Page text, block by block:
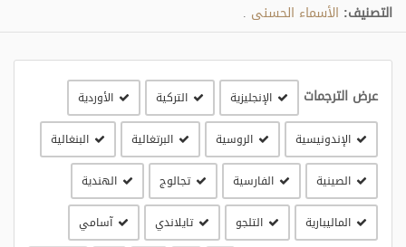
التصنيف: الأسماء الحسنى
عرض الترجمات الإنجليزية التركية الأوردية
الإندونيسية الروسية البرتغالية البنغالية
الصينية الفارسية تجالوج الهندية
الماليبارية التلجو تايلاندي آسامي